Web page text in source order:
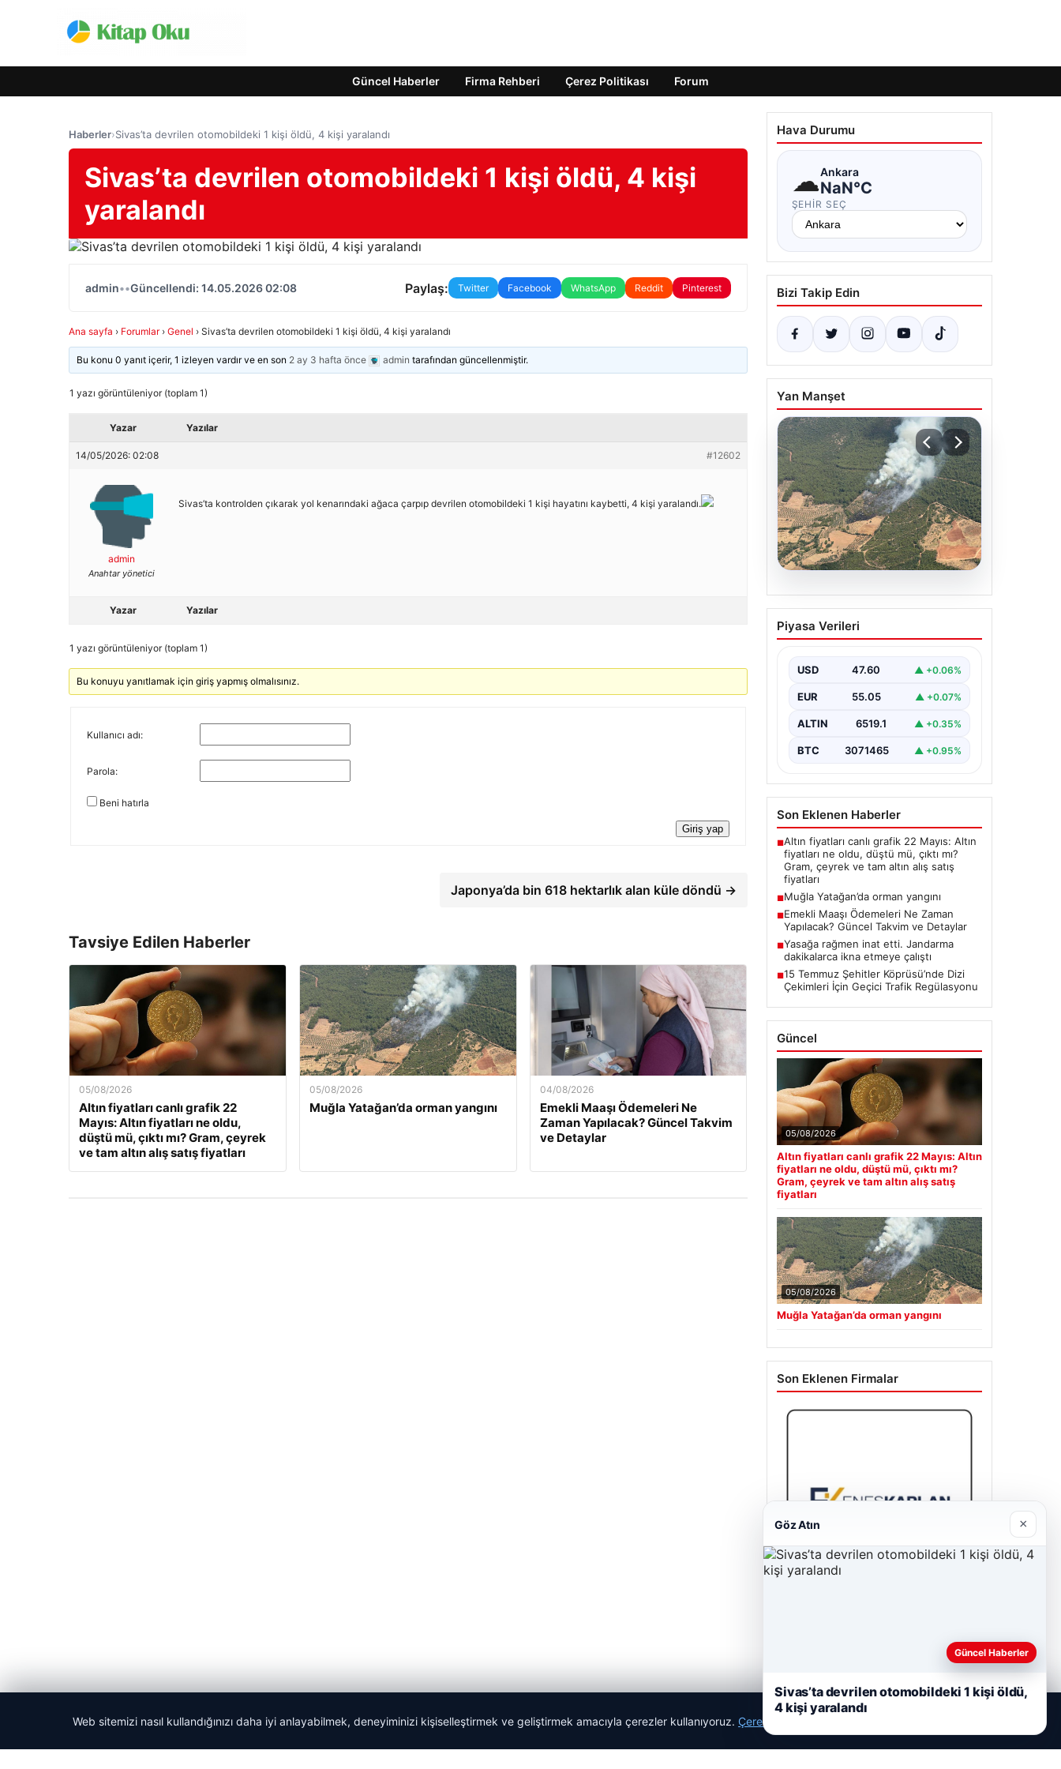
Güncel Haberler Firma Rehberi Çerez Politikası Forum
Haberler›Sivas’ta devrilen otomobildeki 1 kişi öldü, 4 kişi yaralandı
Sivas’ta devrilen otomobildeki 1 kişi öldü, 4 kişi
yaralandı
admin••Güncellendi: 14.05.2026 02:08 Paylaş: Twitter Facebook WhatsApp Reddit Pinterest
Ana sayfa › Forumlar › Genel › Sivas’ta devrilen otomobildeki 1 kişi öldü, 4 kişi yaralandı
Bu konu 0 yanıt içerir, 1 izleyen vardır ve en son 2 ay 3 hafta önce admin tarafından güncellenmiştir.
1 yazı görüntüleniyor (toplam 1)
Yazar Yazılar
14/05/2026: 02:08 #12602
admin
Anahtar yönetici
Sivas’ta kontrolden çıkarak yol kenarındaki ağaca çarpıp devrilen otomobildeki 1 kişi hayatını kaybetti, 4 kişi yaralandı.
Yazar Yazılar
1 yazı görüntüleniyor (toplam 1)
Bu konuyu yanıtlamak için giriş yapmış olmalısınız.
Kullanıcı adı:
Parola:
Beni hatırla
Giriş yap
Japonya’da bin 618 hektarlık alan küle döndü →
Tavsiye Edilen Haberler
05/08/2026
Altın fiyatları canlı grafik 22
Mayıs: Altın fiyatları ne oldu,
düştü mü, çıktı mı? Gram, çeyrek
ve tam altın alış satış fiyatları
05/08/2026
Muğla Yatağan’da orman yangını
04/08/2026
Emekli Maaşı Ödemeleri Ne
Zaman Yapılacak? Güncel Takvim
ve Detaylar
Hava Durumu
☁Ankara
NaN°C
ŞEHIR SEÇ
Bizi Takip Edin
Yan Manşet
05.08.2026
Muğla Yatağan’da orman
yangını
Piyasa Verileri
USD 47.60 ▲ +0.06%
EUR 55.05 ▲ +0.07%
ALTIN 6519.1 ▲ +0.35%
BTC 3071465 ▲ +0.95%
Son Eklenen Haberler
■Altın fiyatları canlı grafik 22 Mayıs: Altın
fiyatları ne oldu, düştü mü, çıktı mı?
Gram, çeyrek ve tam altın alış satış
fiyatları
■Muğla Yatağan’da orman yangını
■Emekli Maaşı Ödemeleri Ne Zaman
Yapılacak? Güncel Takvim ve Detaylar
■Yasağa rağmen inat etti. Jandarma
dakikalarca ikna etmeye çalıştı
■15 Temmuz Şehitler Köprüsü’nde Dizi
Çekimleri İçin Geçici Trafik Regülasyonu
Güncel
05/08/2026
Altın fiyatları canlı grafik 22 Mayıs: Altın
fiyatları ne oldu, düştü mü, çıktı mı?
Gram, çeyrek ve tam altın alış satış
fiyatları
05/08/2026
Muğla Yatağan’da orman yangını
Son Eklenen Firmalar
Web sitemizi nasıl kullandığınızı daha iyi anlayabilmek, deneyiminizi kişiselleştirmek ve geliştirmek amacıyla çerezler kullanıyoruz. Çerez Politikamız
Göz Atın ×
Güncel Haberler
Sivas’ta devrilen otomobildeki 1 kişi öldü,
4 kişi yaralandı